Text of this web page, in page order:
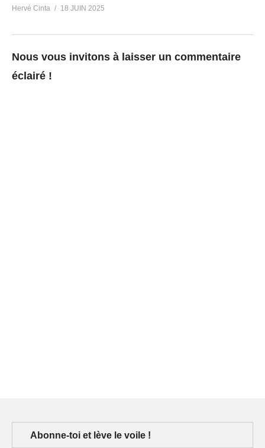
Hervé Cinta 18 JUIN 2025
Nous vous invitons à laisser un commentaire
éclairé !
Abonne-toi et lève le voile !